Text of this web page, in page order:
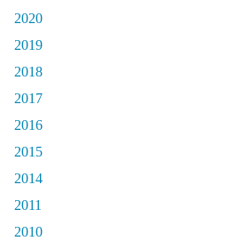
2020
2019
2018
2017
2016
2015
2014
2011
2010